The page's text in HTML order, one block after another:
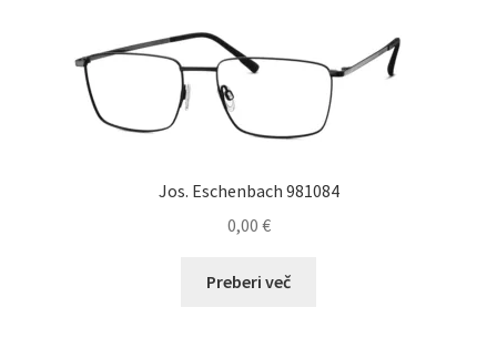
Jos. Eschenbach 981084
0,00 €
Preberi več